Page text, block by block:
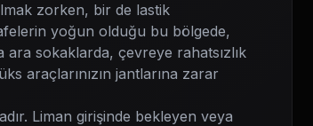
zorken, bir de lastik
yoğun olduğu bu bölgede,
sokaklarda, çevreye rahatsızlık
araçlarınızın jantlarına zarar
Liman girişinde bekleyen veya